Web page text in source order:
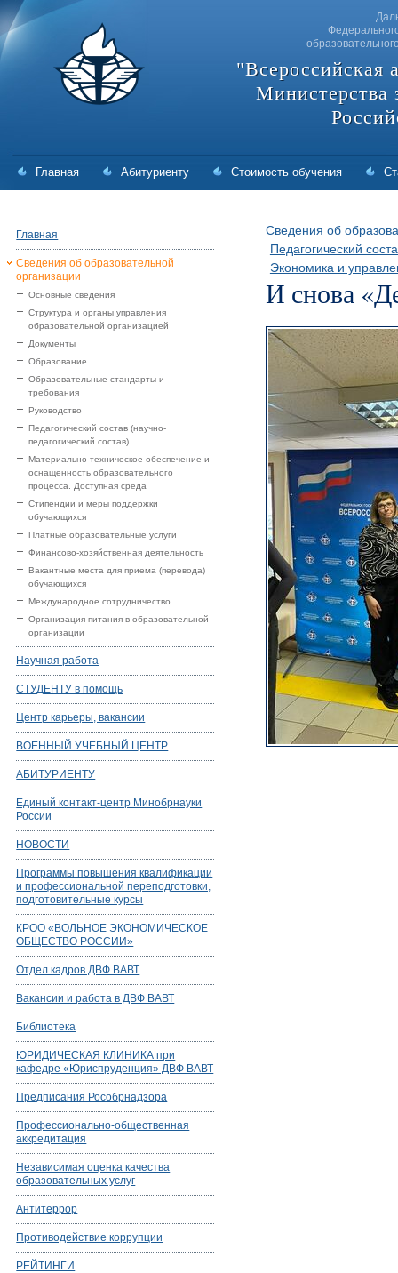
"Всероссийская
Министерства
Главная Абитуриенту Стоимость обучения
Главная
Сведения об образовательной
организации
Основные сведения
Структура и органы управления
образовательной организацией
Документы
Образование
Образовательные стандарты и
требования
Руководство
Педагогический состав (научно-
педагогический состав)
Материально-техническое обеспечение и
оснащенность образовательного
процесса. Доступная среда
Стипендии и меры поддержки
обучающихся
Платные образовательные услуги
Финансово-хозяйственная деятельность
Вакантные места для приема (перевода)
обучающихся
Международное сотрудничество
Организация питания в образовательной
организации
Научная работа
СТУДЕНТУ в помощь
Центр карьеры, вакансии
ВОЕННЫЙ УЧЕБНЫЙ ЦЕНТР
АБИТУРИЕНТУ
Единый контакт-центр Минобрнауки
России
НОВОСТИ
Программы повышения квалификации
и профессиональной переподготовки,
подготовительные курсы
КРОО «ВОЛЬНОЕ ЭКОНОМИЧЕСКОЕ
ОБЩЕСТВО РОССИИ»
Отдел кадров ДВФ ВАВТ
Вакансии и работа в ДВФ ВАВТ
Библиотека
ЮРИДИЧЕСКАЯ КЛИНИКА при
кафедре «Юриспруденция» ДВФ ВАВТ
Предписания Рособрнадзора
Профессионально-общественная
аккредитация
Независимая оценка качества
образовательных услуг
Антитеррор
Противодействие коррупции
РЕЙТИНГИ
Сведения об
Педагогический
Экономика и
И снова